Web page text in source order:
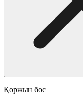
Қоржын бос